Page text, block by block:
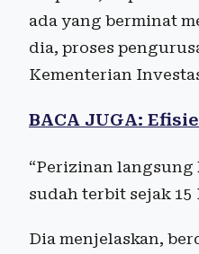
ada yang berminat
dia, proses
Kementerian
BACA JUGA:
“Perizinan
sudah terbit sejak 15
Dia menjelaskan,